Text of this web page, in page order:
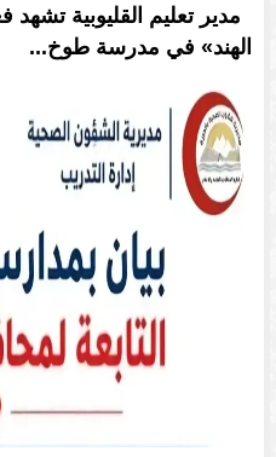
مدير تعليم القليوبية
الهند» في مدرسة طوخ...